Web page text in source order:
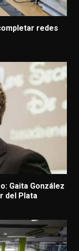
redes
Gaita González
del Plata